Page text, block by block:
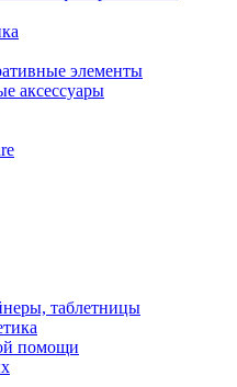
элементы
аксессуары
таблетницы
помощи